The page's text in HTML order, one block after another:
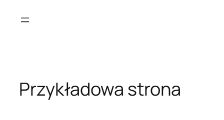
Przykładowa strona